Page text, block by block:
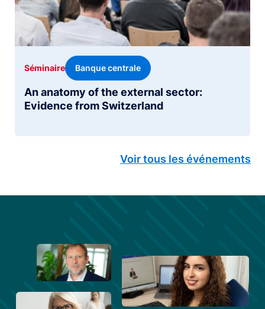
An anatomy of the external sector:
Evidence from Switzerland
Séminaire Banque centrale
Voir tous les événements